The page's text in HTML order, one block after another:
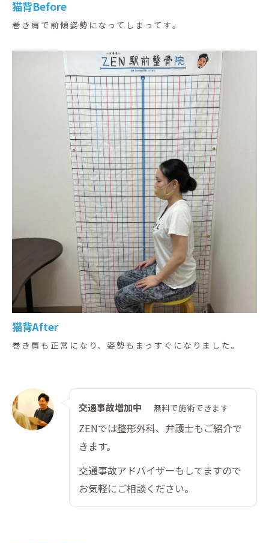
猫背Before
巻き肩で前傾姿勢になってしまってす。
猫背After
巻き肩も正常になり、姿勢もまっすぐになりました。
交通事故増加中 無料で施術できます
ZENでは整形外科、弁護士もご紹介で
きます。
交通事故アドバイザーもしてますので
お気軽にご相談ください。